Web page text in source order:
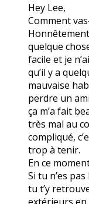
Hey Lee,
Comment
quelque
facile et je
qu’il y a
mauvaise
perdre un
ça m’a fait
très mal au
compliqué,
trop à tenir.
En ce
Si tu n’es
tu t’y